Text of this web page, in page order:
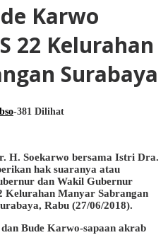
Karwo
22 Kelurahan
Surabaya
-381 Dilihat
H. Soekarwo bersama Istri Dra.
hak suaranya atau
dan Wakil Gubernur
Kelurahan Manyar Sabrangan
Rabu (27/06/2018).
Bude Karwo-sapaan akrab